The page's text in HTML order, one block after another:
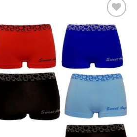
Toevoegen
verlanglijst